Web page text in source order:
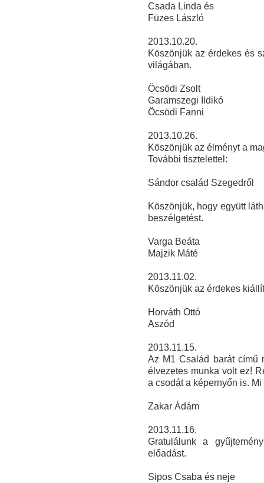
Csada Linda és
Füzes László
2013.10.20.
Köszönjük az érdekes és
világában.
Öcsödi Zsolt
Garamszegi Ildikó
Öcsödi Fanni
2013.10.26.
Köszönjük az élményt a
További tisztelettel:
Sándor család Szegedről
Köszönjük, hogy együtt
beszélgetést.
Varga Beáta
Majzik Máté
2013.11.02.
Köszönjük az érdekes
Horváth Ottó
Aszód
2013.11.15.
Az M1 Család barát című
élvezetes munka volt ez!
a csodát a képernyőn is.
Zakar Ádám
2013.11.16.
Gratulálunk a
előadást.
Sipos Csaba és neje